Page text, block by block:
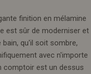
finition en mélamine
est sûr de moderniser et
bain, qu'il soit sombre,
avec n'importe
comptoir est un dessus